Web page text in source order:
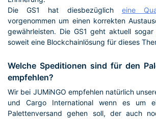
Die GS1 hat diesbezüglich eine
vorgenommen um einen korrekten
gewährleisten. Die GS1 geht aktuell sogar
soweit eine Blockchainlösung für dieses
Welche Speditionen sind für den
empfehlen?
Wir bei JUMiNGO empfehlen natürlich
und Cargo International wenn es um
Palettenversand gehen soll, der auch